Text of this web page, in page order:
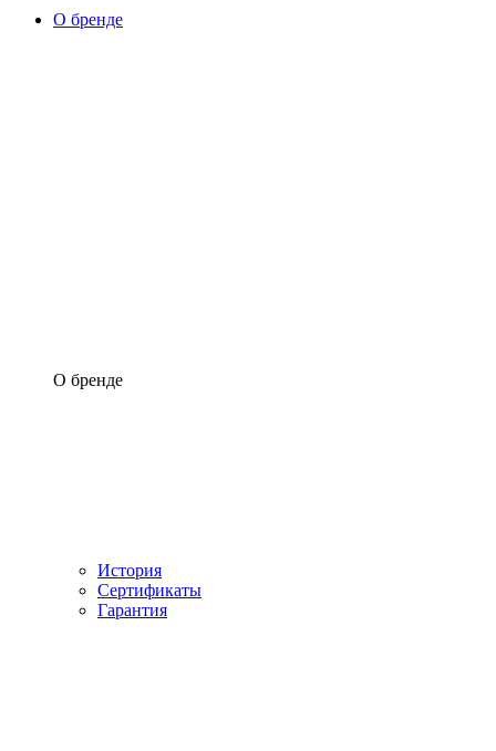
О бренде
О бренде
История
Сертификаты
Гарантия